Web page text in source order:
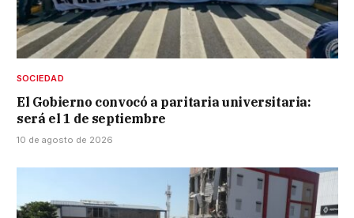
SOCIEDAD
El Gobierno convocó a paritaria universitaria:
será el 1 de septiembre
10 de agosto de 2026